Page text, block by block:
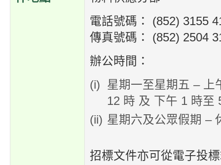
電話號碼： (852) 3155
傳真號碼： (852) 2504
辦公時間：
星期一至星期五 – 上
12 時 及 下午 1 時至
星期六及公眾假期 –
招標文件亦可從電子投